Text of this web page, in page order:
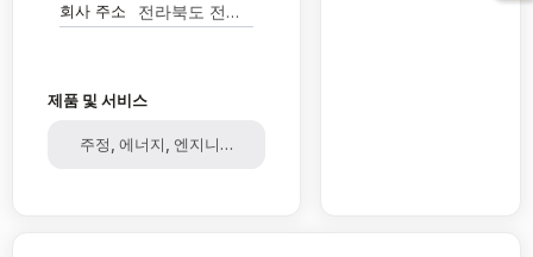
회사 주소 전라북도 전주시 덕진구 원만성로 15
제품 및 서비스
주정, 에너지, 엔지니어링, 무역